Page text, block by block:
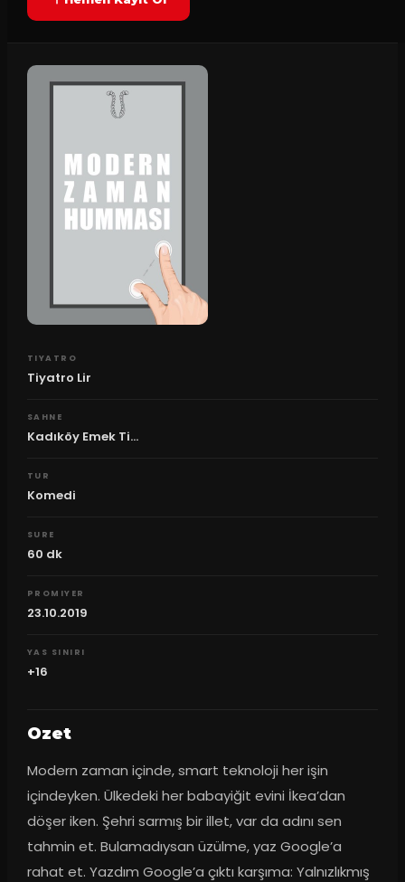
TIYATRO
Tiyatro Lir
SAHNE
Kadıköy Emek Ti...
TUR
Komedi
SURE
60 dk
PROMIYER
23.10.2019
YAS SINIRI
+16
Ozet
Modern zaman içinde, smart teknoloji her işin
içindeyken. Ülkedeki her babayiğit evini İkea’dan
döşer iken. Şehri sarmış bir illet, var da adını sen
tahmin et. Bulamadıysan üzülme, yaz Google’a
rahat et. Yazdım Google’a çıktı karşıma: Yalnızlıkmış